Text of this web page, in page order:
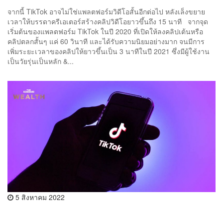
จากนี้ TikTok อาจไม่ใช่แพลตฟอร์มวิดีโอสั้นอีกต่อไป หลังเล็งขยาย
เวลาให้บรรดาครีเอเตอร์สร้างคลิปวิดีโอยาวขึ้นถึง 15 นาที จากจุด
เริ่มต้นของแพลตฟอร์ม TikTok ในปี 2020 ที่เปิดให้ลงคลิปเต้นหรือ
คลิปตลกสั้นๆ แค่ 60 วินาที และได้รับความนิยมอย่างมาก จนมีการ
เพิ่มระยะเวลาของคลิปให้ยาวขึ้นเป็น 3 นาทีในปี 2021 ซึ่งมีผู้ใช้งาน
เป็นวัยรุ่นเป็นหลัก &...
5 สิงหาคม 2022